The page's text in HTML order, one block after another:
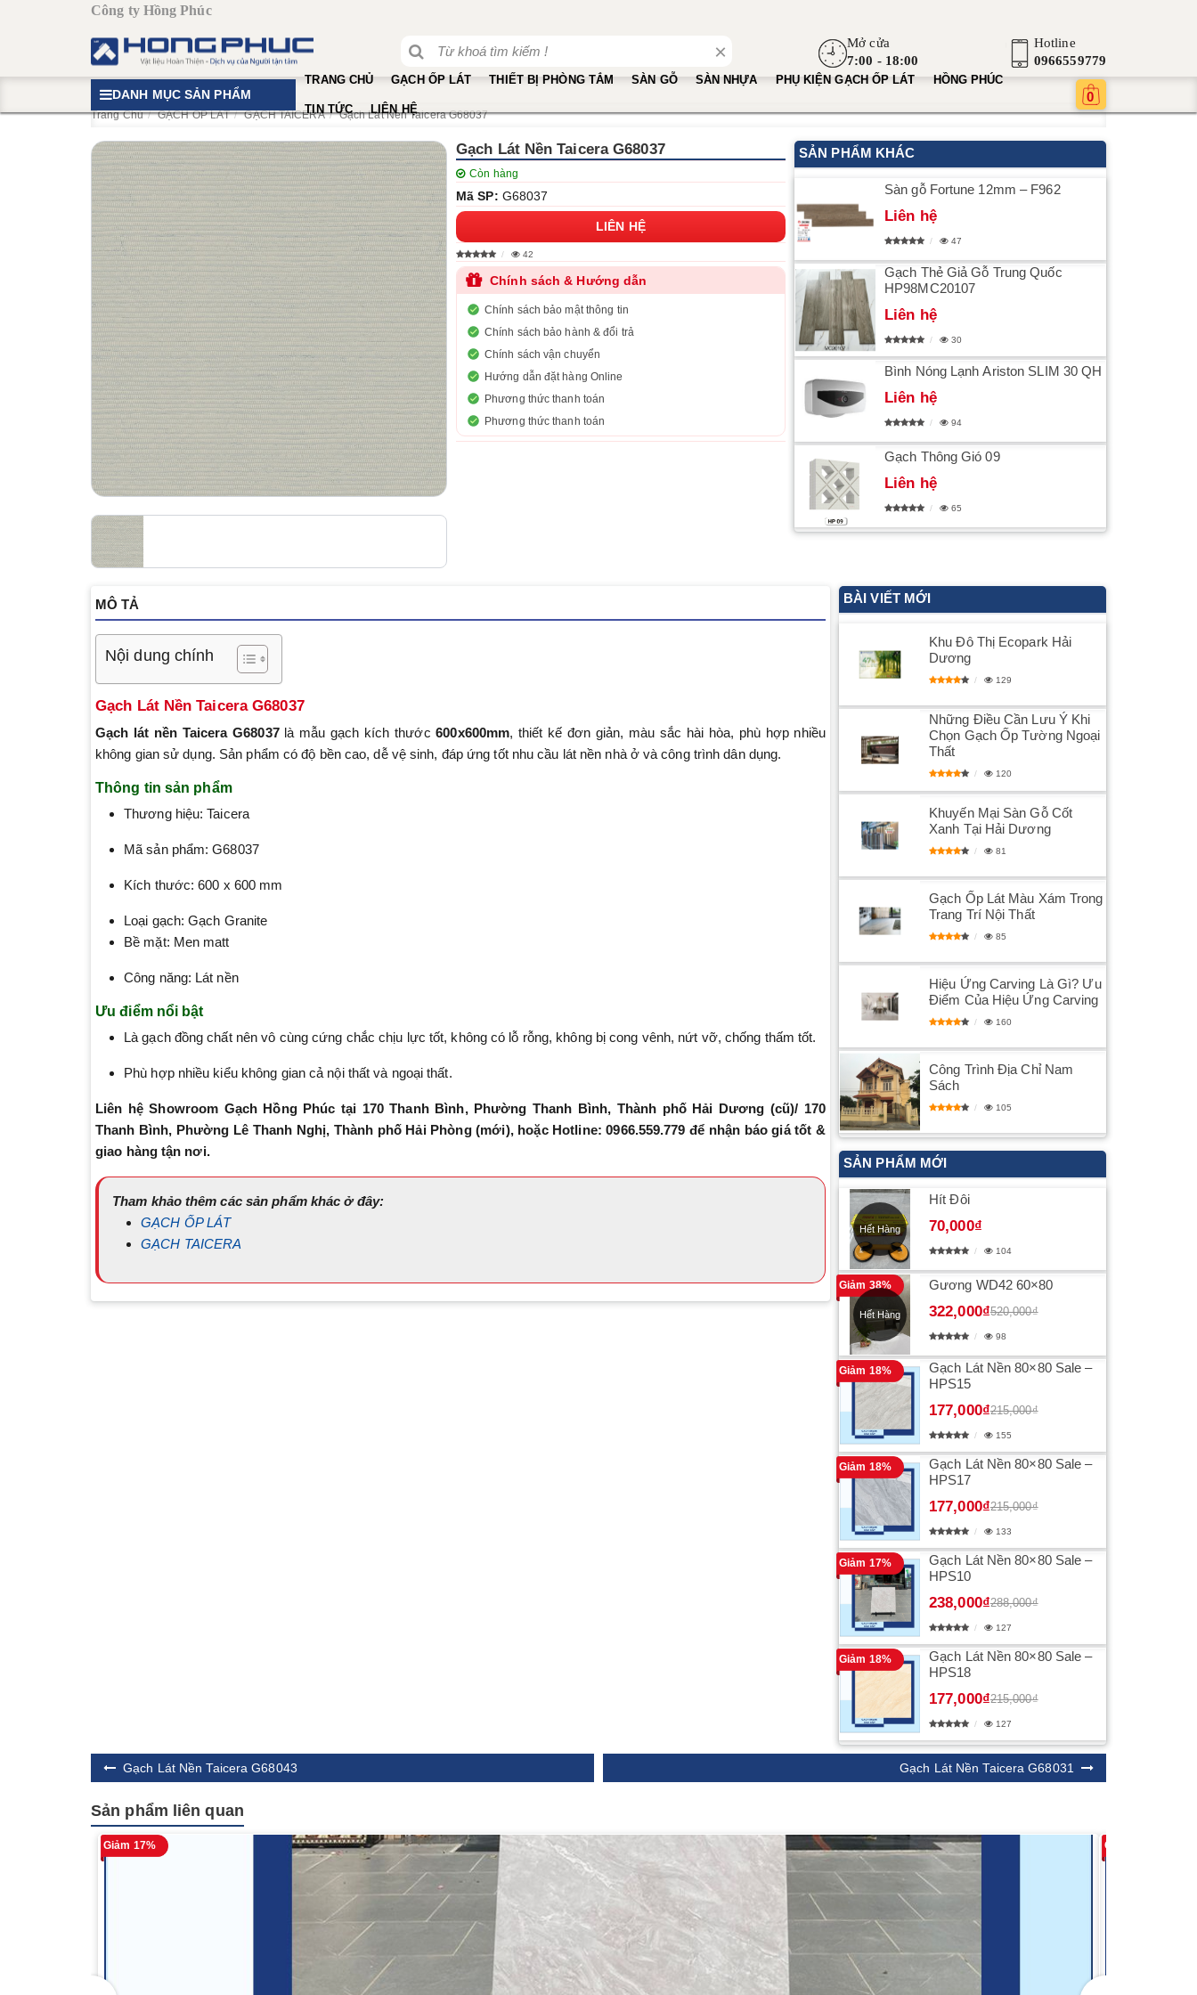
Công ty Hồng Phúc
×
Mở cửa
7:00 - 18:00
Hotline
0966559779
DANH MỤC SẢN PHẨM
TRANG CHỦ GẠCH ỐP LÁT THIẾT BỊ PHÒNG TẮM SÀN GỖ SÀN NHỰA PHỤ KIỆN GẠCH ỐP LÁT HỒNG PHÚC
TIN TỨC LIÊN HỆ
0
Trang Chủ GẠCH ỐP LÁT GẠCH TAICERA Gạch Lát Nền Taicera G68037
Gạch Lát Nền Taicera G68037
Còn hàng
Mã SP: G68037
LIÊN HỆ
42
Chính sách & Hướng dẫn
Chính sách bảo mật thông tin
Chính sách bảo hành & đổi trả
Chính sách vận chuyển
Hướng dẫn đặt hàng Online
Phương thức thanh toán
Phương thức thanh toán
SẢN PHẨM KHÁC
Sàn gỗ Fortune 12mm – F962
Liên hệ
47
Gạch Thẻ Giả Gỗ Trung Quốc
HP98MC20107
Liên hệ
30
Bình Nóng Lạnh Ariston SLIM 30 QH
Liên hệ
94
Gạch Thông Gió 09
Liên hệ
65
MÔ TẢ
Nội dung chính
Gạch Lát Nền Taicera G68037
Gạch lát nền Taicera G68037 là mẫu gạch kích thước600x600mm, thiết kế đơn giản, màu sắc hài hòa, phù hợp nhiều
không gian sử dụng. Sản phẩm có độ bền cao, dễ vệ sinh, đáp ứng tốt nhu cầu lát nền nhà ở và công trình dân dụng.
Thông tin sản phẩm
Thương hiệu: Taicera
Mã sản phẩm: G68037
Kích thước: 600 x 600 mm
Loại gạch: Gạch Granite
Bề mặt: Men matt
Công năng: Lát nền
Ưu điểm nổi bật
Là gạch đồng chất nên vô cùng cứng chắc chịu lực tốt, không có lỗ rỗng, không bị cong vênh, nứt vỡ, chống thấm tốt.
Phù hợp nhiều kiểu không gian cả nội thất và ngoại thất.
Liên hệ Showroom Gạch Hồng Phúc tại 170 Thanh Bình, Phường Thanh Bình, Thành phố Hải Dương (cũ)/ 170
Thanh Bình, Phường Lê Thanh Nghị, Thành phố Hải Phòng (mới), hoặc Hotline: 0966.559.779 để nhận báo giá tốt &
giao hàng tận nơi.
Tham khảo thêm các sản phẩm khác ở đây:
GẠCH ỐP LÁT
GẠCH TAICERA
BÀI VIẾT MỚI
Khu Đô Thị Ecopark Hải
Dương
129
Những Điều Cần Lưu Ý Khi
Chọn Gạch Ốp Tường Ngoại
Thất
120
Khuyến Mại Sàn Gỗ Cốt
Xanh Tại Hải Dương
81
Gạch Ốp Lát Màu Xám Trong
Trang Trí Nội Thất
85
Hiệu Ứng Carving Là Gì? Ưu
Điểm Của Hiệu Ứng Carving
160
Công Trình Địa Chỉ Nam
Sách
105
SẢN PHẨM MỚI
Hít Đôi
70,000₫
Hết Hàng
104
Gương WD42 60×80
322,000₫520,000₫
Giảm 38%
Hết Hàng
98
Gạch Lát Nền 80×80 Sale –
HPS15
177,000₫215,000₫
Giảm 18%
155
Gạch Lát Nền 80×80 Sale –
HPS17
177,000₫215,000₫
Giảm 18%
133
Gạch Lát Nền 80×80 Sale –
HPS10
238,000₫288,000₫
Giảm 17%
127
Gạch Lát Nền 80×80 Sale –
HPS18
177,000₫215,000₫
Giảm 18%
127
Gạch Lát Nền Taicera G68043 Gạch Lát Nền Taicera G68031
Sản phẩm liên quan
Giảm 17% Giảm 18%